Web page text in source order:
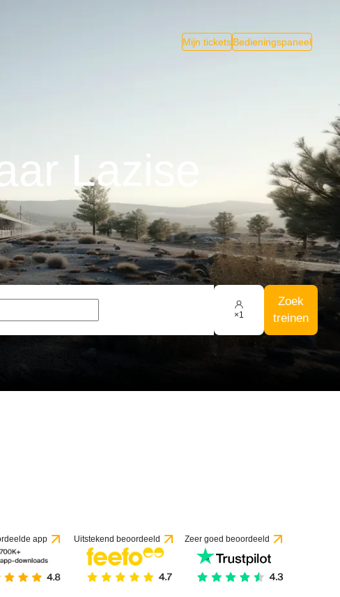
Mijn ticketsBedieningspaneel
Lazise
×1
Zoek
treinen
app Uitstekend beoordeeld Zeer goed beoordeeld